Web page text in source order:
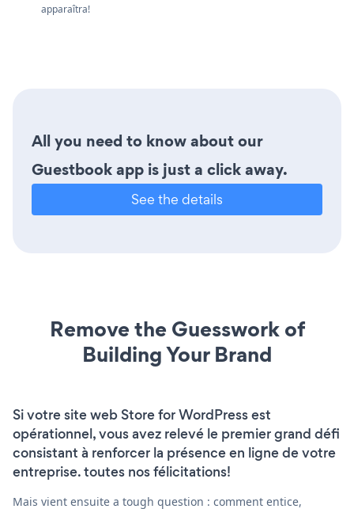
apparaîtra!
All you need to know about our
Guestbook app is just a click away.
See the details
Remove the Guesswork of
Building Your Brand
Si votre site web Store for WordPress est
opérationnel, vous avez relevé le premier grand défi
consistant à renforcer la présence en ligne de votre
entreprise. toutes nos félicitations!
Mais vient ensuite a tough question : comment entice,